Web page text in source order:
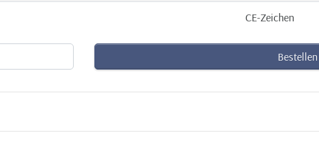
CE-Zeichen
Bestellen